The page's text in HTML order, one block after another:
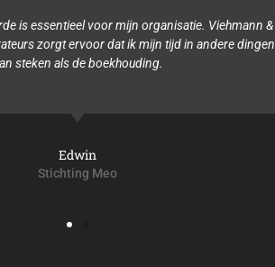
is essentieel voor mijn organisatie. Viehmann &
zorgt ervoor dat ik mijn tijd in andere dingen
steken als de boekhouding.
Edwin
Stichting Meo